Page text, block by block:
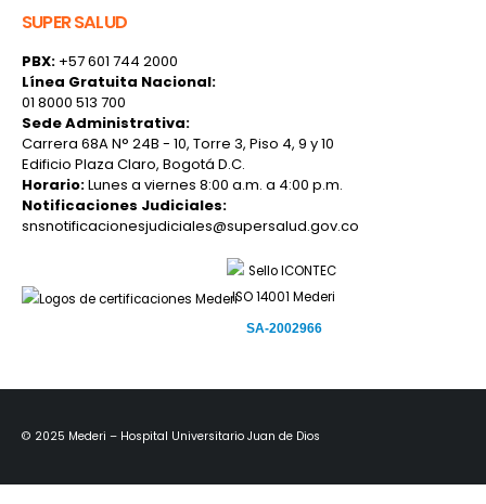
SUPER SALUD
PBX: +57 601 744 2000
Línea Gratuita Nacional:
01 8000 513 700
Sede Administrativa:
Carrera 68A N° 24B - 10, Torre 3, Piso 4, 9 y 10
Edificio Plaza Claro, Bogotá D.C.
Horario:Lunes a viernes 8:00 a.m. a 4:00 p.m.
Notificaciones Judiciales:
snsnotificacionesjudiciales@supersalud.gov.co
SA-2002966
© 2025 Mederi – Hospital Universitario Juan de Dios
allan.solano@mederi.com.co
andrea.hernandez@mederi.com.co